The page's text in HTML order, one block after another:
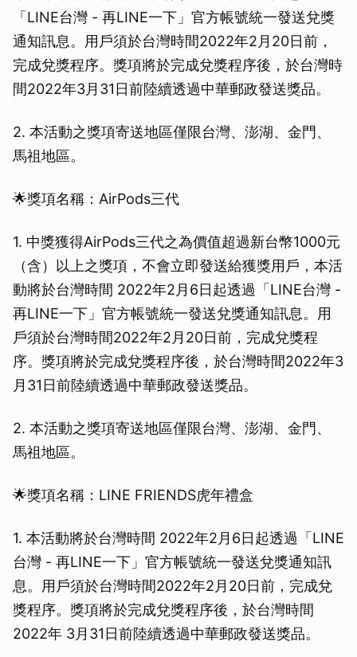
「LINE台灣 - 再LINE一下」官方帳號統一發送兌獎
通知訊息。用戶須於台灣時間2022年2月20日前，
完成兌獎程序。獎項將於完成兌獎程序後，於台灣時
間2022年3月31日前陸續透過中華郵政發送獎品。
2. 本活動之獎項寄送地區僅限台灣、澎湖、金門、
馬祖地區。
🌟獎項名稱：AirPods三代
1. 中獎獲得AirPods三代之為價值超過新台幣1000元
（含）以上之獎項，不會立即發送給獲獎用戶，本活
動將於台灣時間 2022年2月6日起透過「LINE台灣 -
再LINE一下」官方帳號統一發送兌獎通知訊息。用
戶須於台灣時間2022年2月20日前，完成兌獎程
序。獎項將於完成兌獎程序後，於台灣時間2022年3
月31日前陸續透過中華郵政發送獎品。
2. 本活動之獎項寄送地區僅限台灣、澎湖、金門、
馬祖地區。
🌟獎項名稱：LINE FRIENDS虎年禮盒
1. 本活動將於台灣時間 2022年2月6日起透過「LINE
台灣 - 再LINE一下」官方帳號統一發送兌獎通知訊
息。用戶須於台灣時間2022年2月20日前，完成兌
獎程序。獎項將於完成兌獎程序後，於台灣時間
2022年 3月31日前陸續透過中華郵政發送獎品。